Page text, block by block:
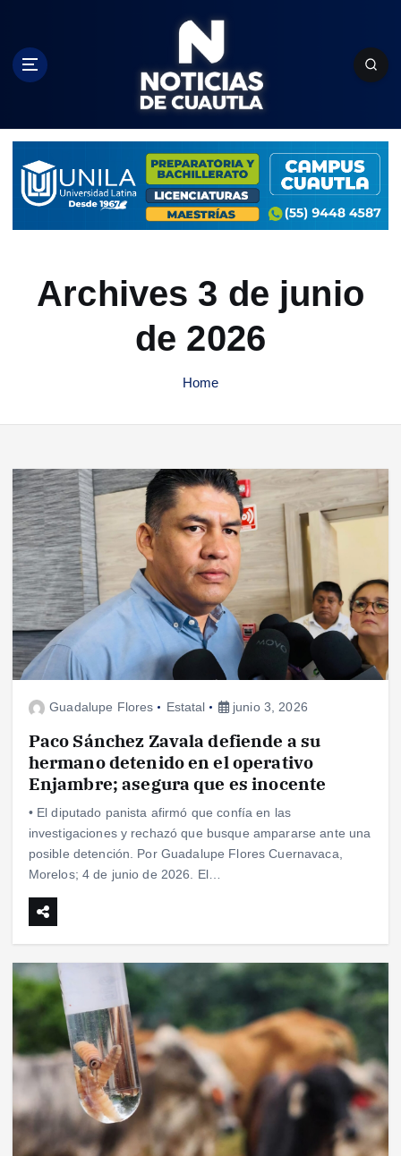
c
Archives 3 de junio
de 2026
Home
Guadalupe Flores Estatal junio 3, 2026
Paco Sánchez Zavala defiende a su
hermano detenido en el operativo
Enjambre; asegura que es inocente
• El diputado panista afirmó que confía en las
investigaciones y rechazó que busque ampararse ante una
posible detención. Por Guadalupe Flores Cuernavaca,
Morelos; 4 de junio de 2026. El…